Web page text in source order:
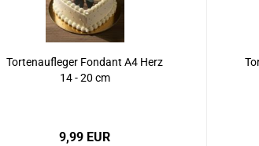
Tortenaufleger Fondant A4 Herz
14 - 20 cm
9,99 EUR